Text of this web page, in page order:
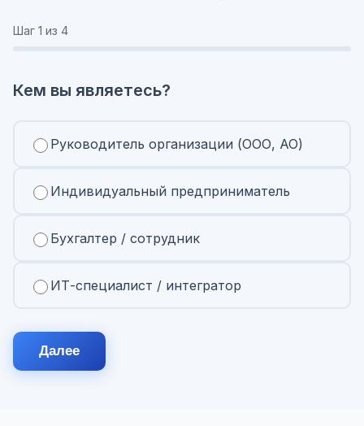
Шаг 1 из 4
Кем вы являетесь?
Руководитель организации (ООО, АО)
Индивидуальный предприниматель
Бухгалтер / сотрудник
ИТ-специалист / интегратор
Далее